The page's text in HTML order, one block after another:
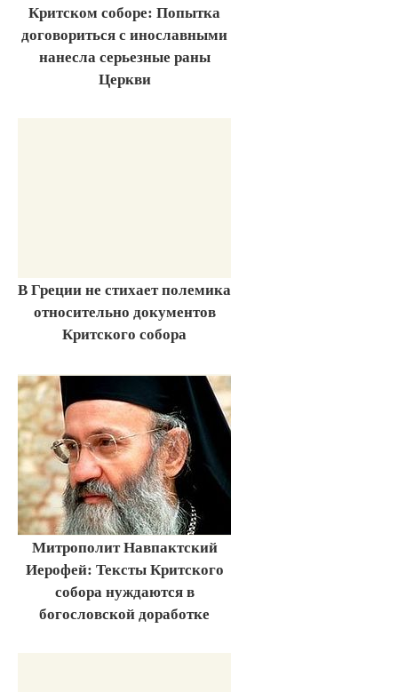
Критском соборе: Попытка
договориться с инославными
нанесла серьезные раны
Церкви
В Греции не стихает полемика
относительно документов
Критского собора
Митрополит Навпактский
Иерофей: Тексты Критского
собора нуждаются в
богословской доработке